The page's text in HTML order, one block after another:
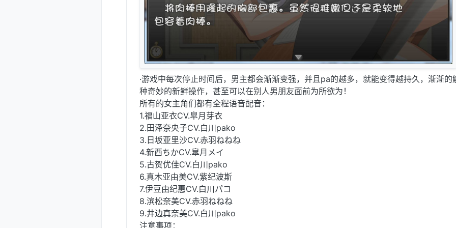
·游戏中每次停止时间后，男主都会渐渐变强，并且pa的越多，就能变得越持久，渐渐的
种奇妙的新鲜操作，甚至可以在别人男朋友面前为所欲为！
所有的女主角们都有全程语音配音：
1.福山亚衣CV.皐月芽衣
2.田泽奈央子CV.白川pako
3.日坂亚里沙CV.赤羽ねねね
4.新西ちかCV.皐月メイ
5.古贺优佳CV.白川pako
6.真木亚由美CV.紫纪波斯
7.伊豆由纪惠CV.白川パコ
8.滨松奈美CV.赤羽ねねね
9.井边真奈美CV.白川pako
注意事项：